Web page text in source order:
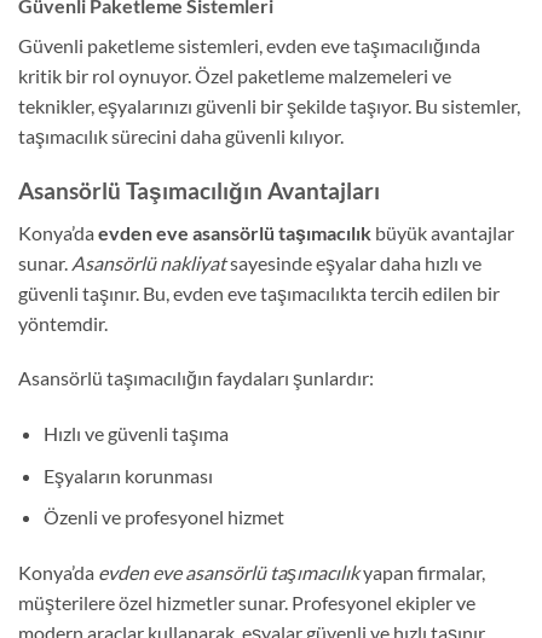
Güvenli Paketleme Sistemleri
Güvenli paketleme sistemleri, evden eve taşımacılığında
kritik bir rol oynuyor. Özel paketleme malzemeleri ve
teknikler, eşyalarınızı güvenli bir şekilde taşıyor. Bu sistemler,
taşımacılık sürecini daha güvenli kılıyor.
Asansörlü Taşımacılığın Avantajları
Konya’da evden eve asansörlü taşımacılık büyük avantajlar
sunar. Asansörlü nakliyatsayesinde eşyalar daha hızlı ve
güvenli taşınır. Bu, evden eve taşımacılıkta tercih edilen bir
yöntemdir.
Asansörlü taşımacılığın faydaları şunlardır:
Hızlı ve güvenli taşıma
Eşyaların korunması
Özenli ve profesyonel hizmet
Konya’da evden eve asansörlü taşımacılıkyapan firmalar,
müşterilere özel hizmetler sunar. Profesyonel ekipler ve
modern araçlar kullanarak, eşyalar güvenli ve hızlı taşınır.